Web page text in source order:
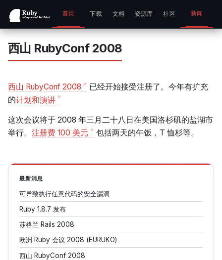
首页 下载 文档 资源库 社区 新闻
西山 RubyConf 2008
西山 RubyConf 2008
已经开始接受注册了。今年有扩充
的计划和演讲
这次会议将于 2008 年三月二十八日在美国洛杉矶的盐湖市
举行。 注册费 100 美元 包括两天的午饭，T 恤杉等。
最新消息
可导致执行任意代码的安全漏洞
Ruby 1.8.7 发布
苏格兰 Rails 2008
欧洲 Ruby 会议 2008 (EURUKO)
西山 RubyConf 2008